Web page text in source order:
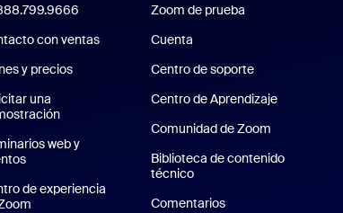
Haga clic para llamar
con ventas
y preciosPlanes y precios
una
Solicitar una demostración
web y
de experiencia
Centro de experiencia de Zoom
Zoom de prueba
Cuenta
Centro de soporte
Centro de Aprendizaje
Comunidad de Zoom
Biblioteca de contenido
técnico
Comentarios